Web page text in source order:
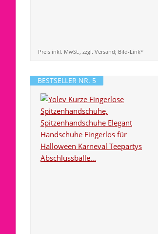
Preis inkl. MwSt., zzgl. Versand; Bild-Link*
BESTSELLER NR. 5